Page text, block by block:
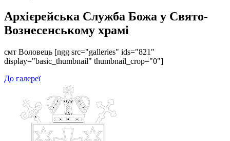
Архієрейська Служба Божа у Свято-
Вознесенському храмі
смт Воловець [ngg src="galleries" ids="821"
display="basic_thumbnail" thumbnail_crop="0"]
До галереї